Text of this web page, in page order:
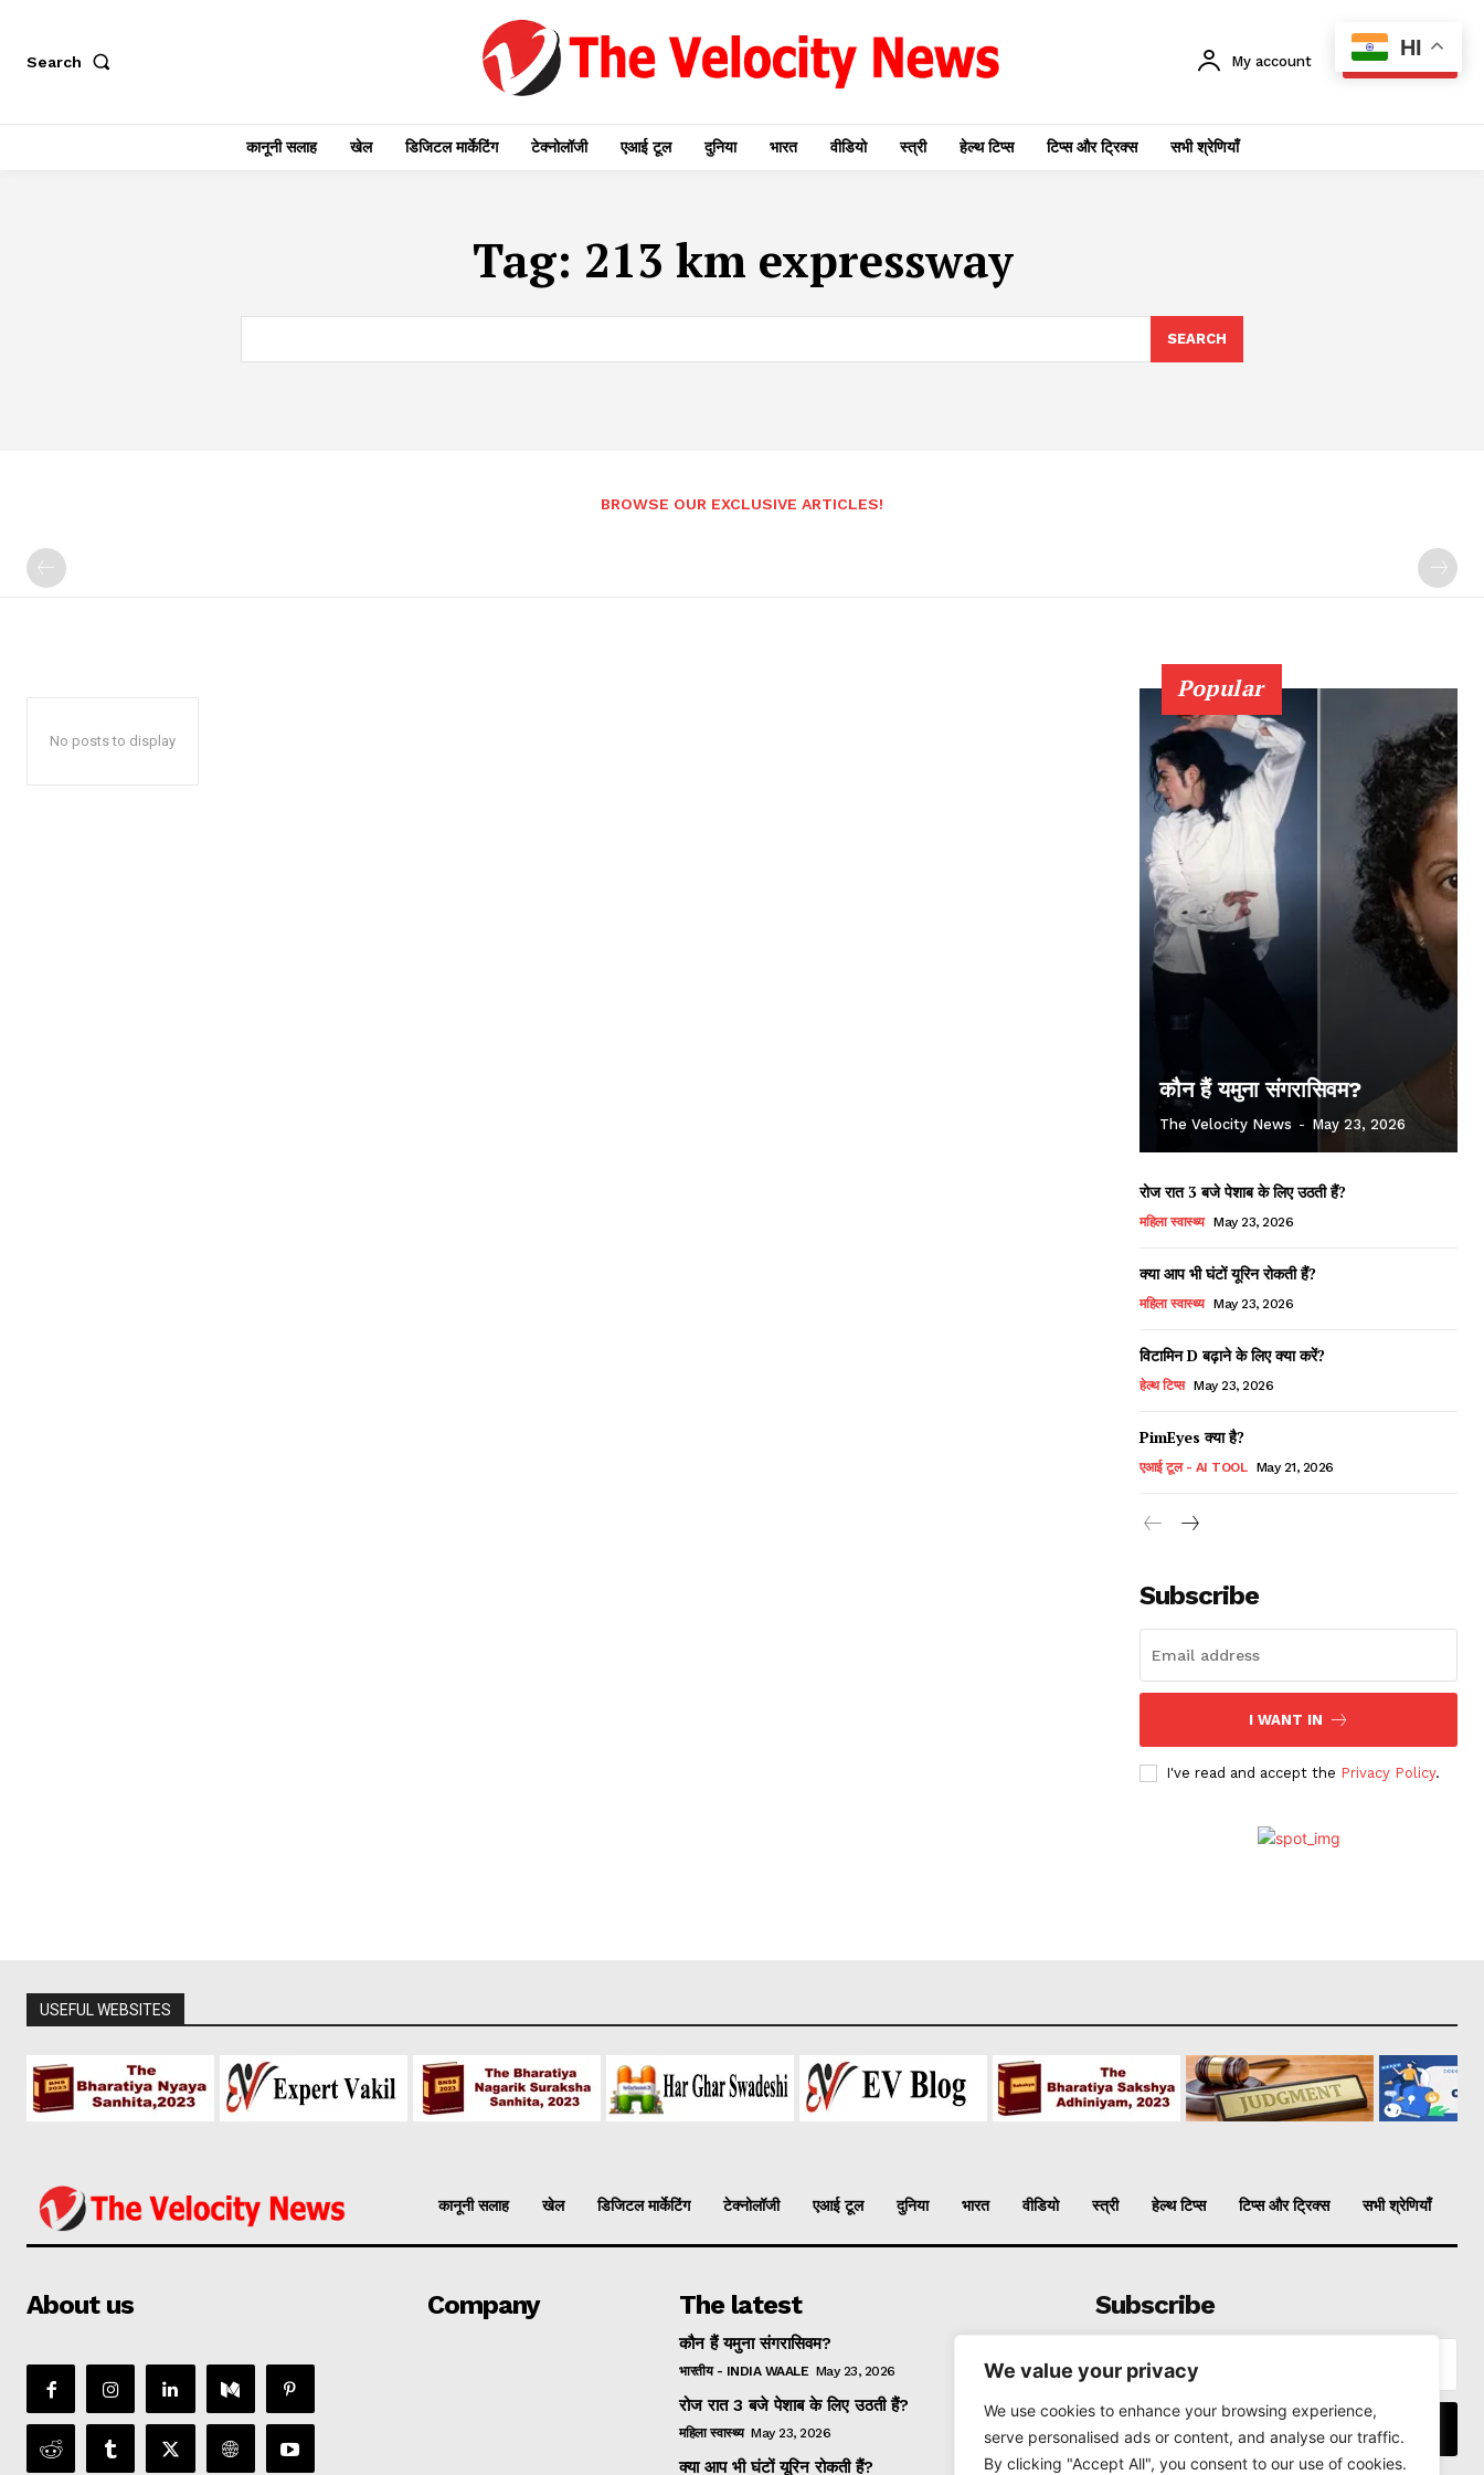
We value your privacy
We use cookies to enhance your browsing experience,
serve personalised ads or content, and analyse our traffic.
By clicking "Accept All", you consent to our use of cookies.
Search My account SUBSCRIBE
कानूनी सलाह खेल डिजिटल मार्केटिंग टेक्नोलॉजी एआई टूल दुनिया भारत वीडियो स्त्री हेल्थ टिप्स टिप्स और ट्रिक्स सभी श्रेणियाँ
Tag: 213 km expressway
SEARCH
BROWSE OUR EXCLUSIVE ARTICLES!
No posts to display
Popular
कौन हैं यमुना संगरासिवम?
The Velocity News - May 23, 2026
रोज रात 3 बजे पेशाब के लिए उठती हैं?
महिला स्वास्थ्य May 23, 2026
क्या आप भी घंटों यूरिन रोकती हैं?
महिला स्वास्थ्य May 23, 2026
विटामिन D बढ़ाने के लिए क्या करें?
हेल्थ टिप्स May 23, 2026
PimEyes क्या है?
एआई टूल - AI TOOL May 21, 2026
Subscribe
I WANT IN
I've read and accept the Privacy Policy.
USEFUL WEBSITES
कानूनी सलाह खेल डिजिटल मार्केटिंग टेक्नोलॉजी एआई टूल दुनिया भारत वीडियो स्त्री हेल्थ टिप्स टिप्स और ट्रिक्स सभी श्रेणियाँ
About us Company The latest
कौन हैं यमुना संगरासिवम?
भारतीय - INDIA WAALE May 23, 2026
रोज रात 3 बजे पेशाब के लिए उठती हैं?
महिला स्वास्थ्य May 23, 2026
क्या आप भी घंटों यूरिन रोकती हैं?
Subscribe
I WANT IN
HI